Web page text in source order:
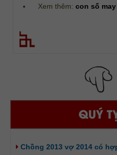
Xem thêm: con số
QUÝ
Chồng 2013 vợ 2014 có